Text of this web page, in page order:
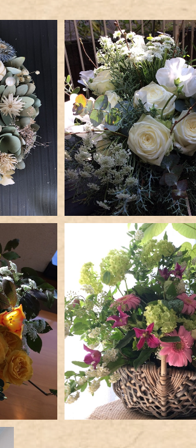
花束（ホワイト）
¥8,500
アレンジメント
¥5,000